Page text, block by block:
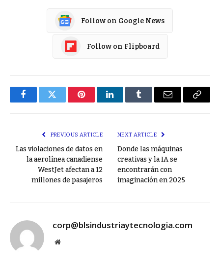
Follow on Google News
Follow on Flipboard
FacebookTwitter PinterestLinkedInTumblr Email
Copy
PREVIOUS ARTICLE
Las violaciones de datos en
la aerolínea canadiense
WestJet afectan a 12
millones de pasajeros
NEXT ARTICLE
Donde las máquinas
creativas y la IA se
encontrarán con
imaginación en 2025
corp@blsindustriaytecnologia.com
Website